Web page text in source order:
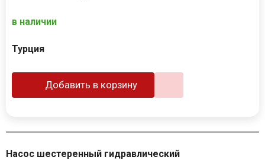
в наличии
Турция
Добавить в корзину
Насос шестеренный гидравлический